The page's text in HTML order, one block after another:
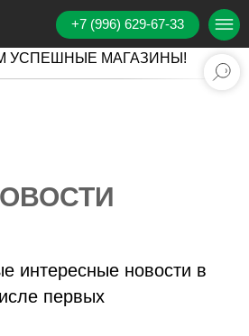
+7 (996) 629-67-33
УСПЕШНЫЕ МАГАЗИНЫ!
интересные новости в
первых